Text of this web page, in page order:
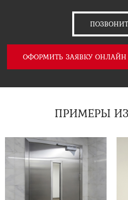
ОФОРМИТЬ ЗАЯВКУ ОНЛАЙН
ПРИМЕРЫ